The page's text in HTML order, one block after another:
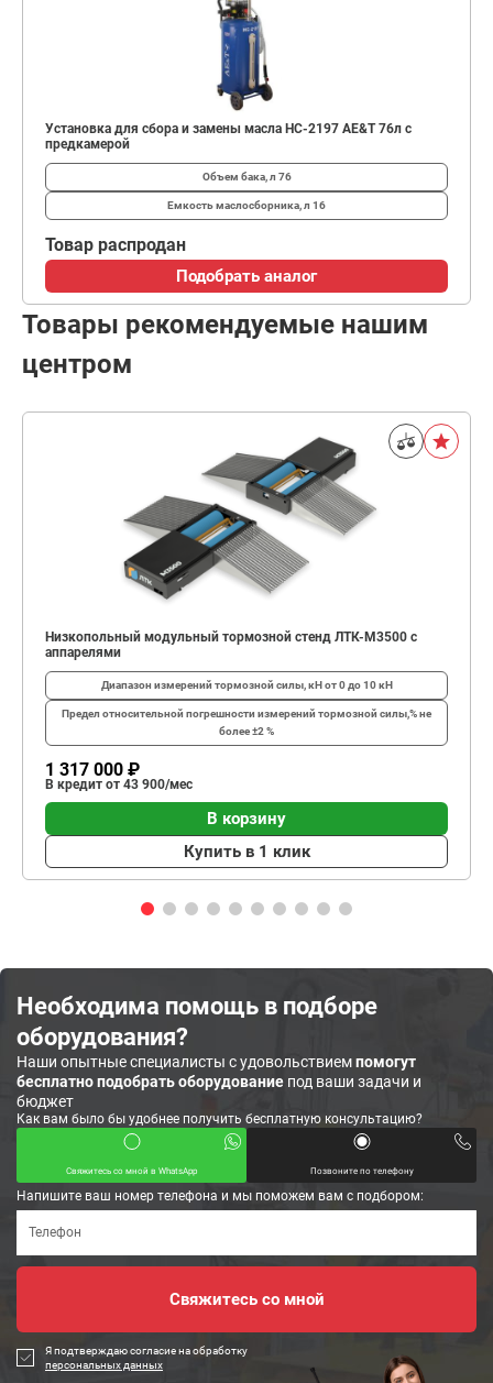
Установка для сбора и замены масла HC-2197 AE&T 76л с
предкамерой
Объем бака, л 76
Емкость маслосборника, л 16
Товар распродан
Подобрать аналог
Товары рекомендуемые нашим
центром
Низкопольный модульный тормозной стенд ЛТК-М3500 с
аппарелями
Диапазон измерений тормозной силы, кНот 0 до 10 кН
Предел относительной погрешности измерений тормозной силы,%не
более ±2 %
1 317 000 ₽
В кредит от 43 900/мес
В корзину
Купить в 1 клик
Необходима помощь в подборе
оборудования?
Наши опытные специалисты с удовольствиемпомогут
бесплатно подобрать оборудование под ваши задачи и
бюджет
Как вам было бы удобнее получить бесплатную консультацию?
Свяжитесь со мной в WhatsApp Позвоните по телефону
Напишите ваш номер телефона и мы поможем вам с подбором:
Я подтверждаю согласие на обработку
персональных данных